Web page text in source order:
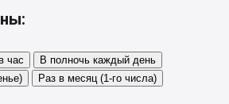
час
В полночь каждый день
Раз в месяц (1-го числа)